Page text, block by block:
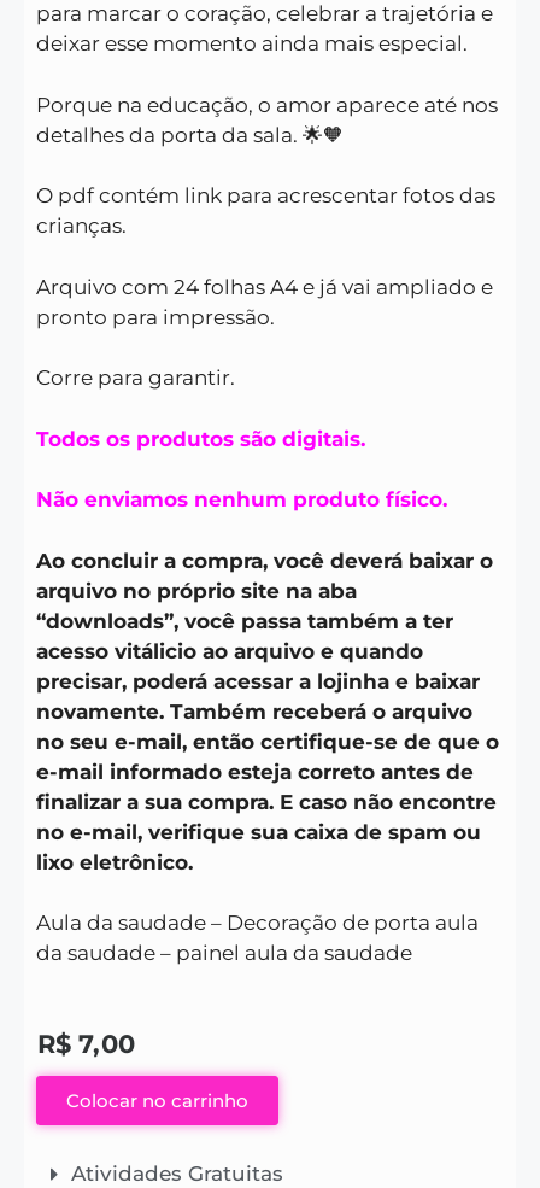
para marcar o coração, celebrar a trajetória e
deixar esse momento ainda mais especial.
Porque na educação, o amor aparece até nos
detalhes da porta da sala. 🌟🧡
O pdf contém link para acrescentar fotos das
crianças.
Arquivo com 24 folhas A4 e já vai ampliado e
pronto para impressão.
Corre para garantir.
Todos os produtos são digitais.
Não enviamos nenhum produto físico.
Ao concluir a compra, você deverá baixar o
arquivo no próprio site na aba
“downloads”, você passa também a ter
acesso vitálicio ao arquivo e quando
precisar, poderá acessar a lojinha e baixar
novamente. Também receberá o arquivo
no seu e-mail, então certifique-se de que o
e-mail informado esteja correto antes de
finalizar a sua compra. E caso não encontre
no e-mail, verifique sua caixa de spam ou
lixo eletrônico.
Aula da saudade – Decoração de porta aula
da saudade – painel aula da saudade
R$ 7,00
Colocar no carrinho
Atividades Gratuitas